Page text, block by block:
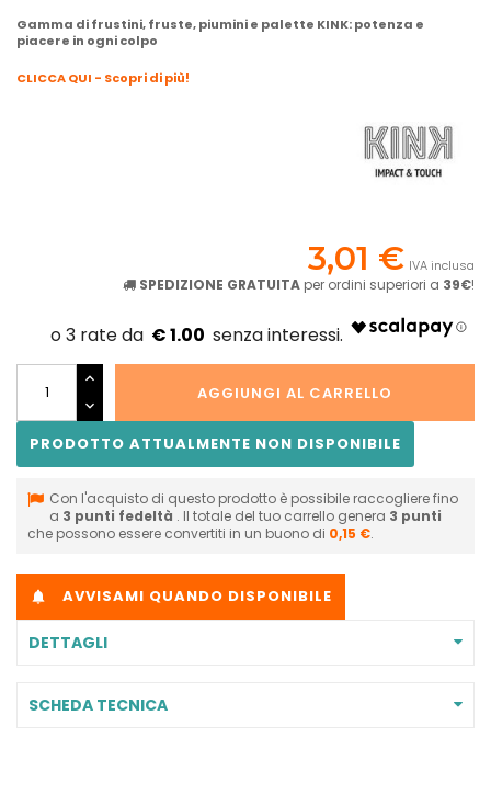
Gamma di frustini, fruste, piumini e palette KINK: potenza e
piacere in ogni colpo
CLICCA QUI - Scopri di più!
3,01 € IVA inclusa
SPEDIZIONE GRATUITA per ordini superiori a 39€!
€ 1.00
AGGIUNGI AL CARRELLO
PRODOTTO ATTUALMENTE NON DISPONIBILE
Con l'acquisto di questo prodotto è possibile raccogliere fino
a 3 punti fedeltà . Il totale del tuo carrello genera 3 punti
che possono essere convertiti in un buono di 0,15 €.
 AVVISAMI QUANDO DISPONIBILE
DETTAGLI
SCHEDA TECNICA